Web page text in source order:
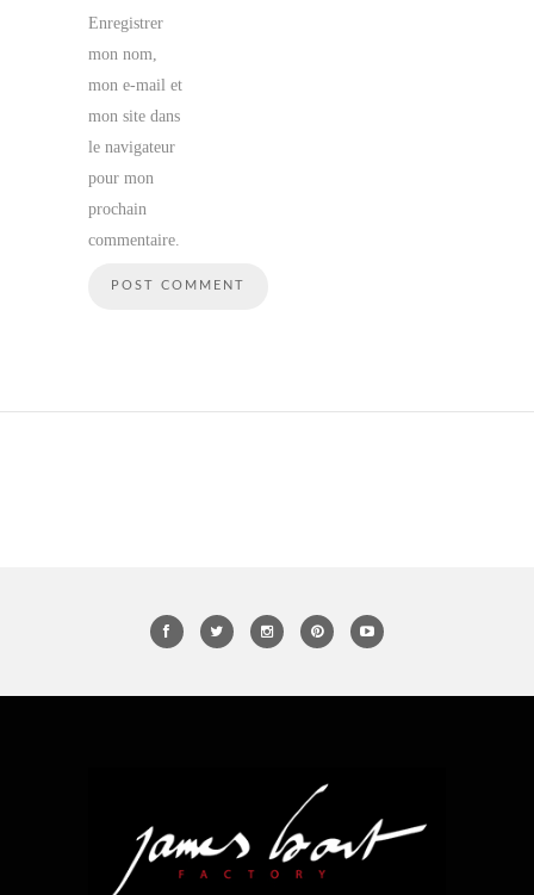
Enregistrer
mon nom,
mon e-mail et
mon site dans
le navigateur
pour mon
prochain
commentaire.